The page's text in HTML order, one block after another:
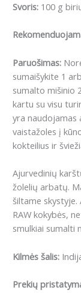
Svoris: 100 g
Paruošimas:
sumaišykite 1
sumalto mišinio
kartu su visu
yra naudojamas
vaistažoles į
kokteilius ir
Ajurvedinių
žolelių arbatų.
šiltame
RAW kokybės,
smulkiai sumalti
Kilmės šalis:
Prekių